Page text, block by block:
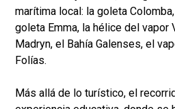
marítima local: la goleta
goleta Emma, la hélice del vapor
Madryn, el Bahía Galenses, el
Folías.
Más allá de lo turístico, el